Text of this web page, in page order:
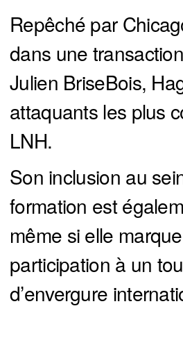
Repêché par
dans une
Julien BriseBois,
attaquants les plus
LNH.
Son inclusion au
formation est
même si elle
participation à un
d’envergure